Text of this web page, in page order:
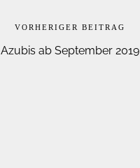
VORHERIGER BEITRAG
Azubis ab September 2019